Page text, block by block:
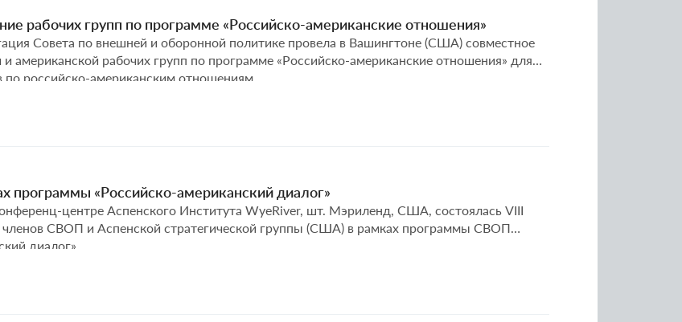
рабочих групп по программе «Российско-американские отношения»
Совета по внешней и оборонной политике провела в Вашингтоне (США) совместное
и американской рабочих групп по программе «Российско-американские отношения» для
российско-американским отношениям.
программы «Российско-американский диалог»
центре Аспенского Института WyeRiver, шт. Мэриленд, США, состоялась VIII
членов СВОП и Аспенской стратегической группы (США) в рамках программы СВОП
диалог».